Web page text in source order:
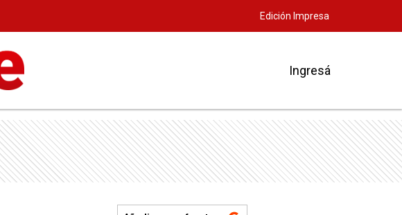
Edición Impresa
Ingresá